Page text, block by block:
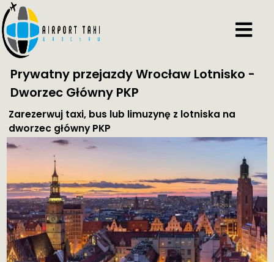
Prywatny przejazdy Wrocław Lotnisko -
Dworzec Główny PKP
Zarezerwuj taxi, bus lub limuzynę z lotniska na
dworzec główny PKP